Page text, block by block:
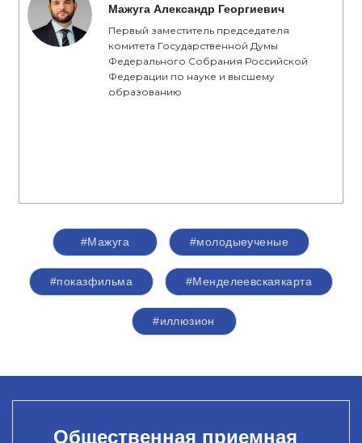
Мажуга Александр Георгиевич
Первый заместитель председателя
комитета Государственной Думы
Федерального Собрания Российской
Федерации по науке и высшему
образованию
#Мажуга #молодыеученые
#показфильма #Менделеевскаякарта
#иллюзион
Общественная приемная